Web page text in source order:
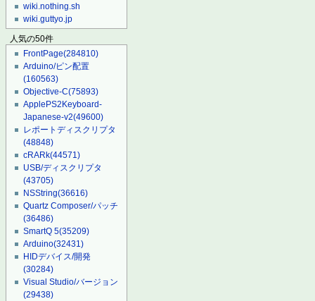
wiki.nothing.sh
wiki.guttyo.jp
人気の50件
FrontPage(284810)
Arduino/ピン配置
(160563)
Objective-C(75893)
ApplePS2Keyboard-
Japanese-v2(49600)
レポートディスクリプタ
(48848)
cRARk(44571)
USB/ディスクリプタ
(43705)
NSString(36616)
Quartz Composer/パッチ
(36486)
SmartQ 5(35209)
Arduino(32431)
HIDデバイス/開発
(30284)
Visual Studio/バージョン
(29438)